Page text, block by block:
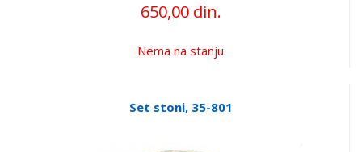
650,00 din.
Nema na stanju
Set stoni, 35-801